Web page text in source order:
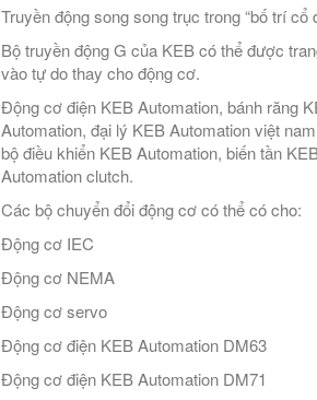
Truyền động song song trục trong “bố trí cổ
Bộ truyền động G của KEB có thể được
vào tự do thay cho động cơ.
Động cơ điện KEB Automation, bánh răng
Automation, đại lý KEB Automation việt
bộ điều khiển KEB Automation, biến tần
Automation clutch.
Các bộ chuyển đổi động cơ có thể có cho:
Động cơ IEC
Động cơ NEMA
Động cơ servo
Động cơ điện KEB Automation DM63
Động cơ điện KEB Automation DM71